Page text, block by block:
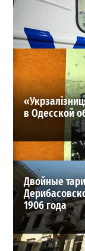
В Одессе на
движения: что
08-08-2026 в 09:29
ВИБОР РЕДАКЦИИ
в Одесской
Двойные
1906 года